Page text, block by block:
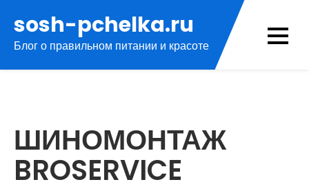
содержимому
sosh-pchelka.ru
Блог о правильном питании и красоте
ШИНОМОНТАЖ
BROSERVICE